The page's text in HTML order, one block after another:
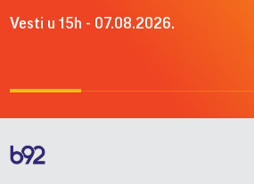
Vesti u 15h - 07.08.2026.